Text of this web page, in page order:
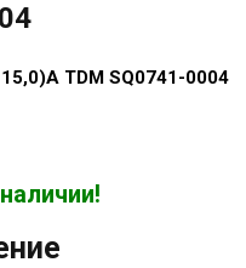
TDM SQ0741-0004